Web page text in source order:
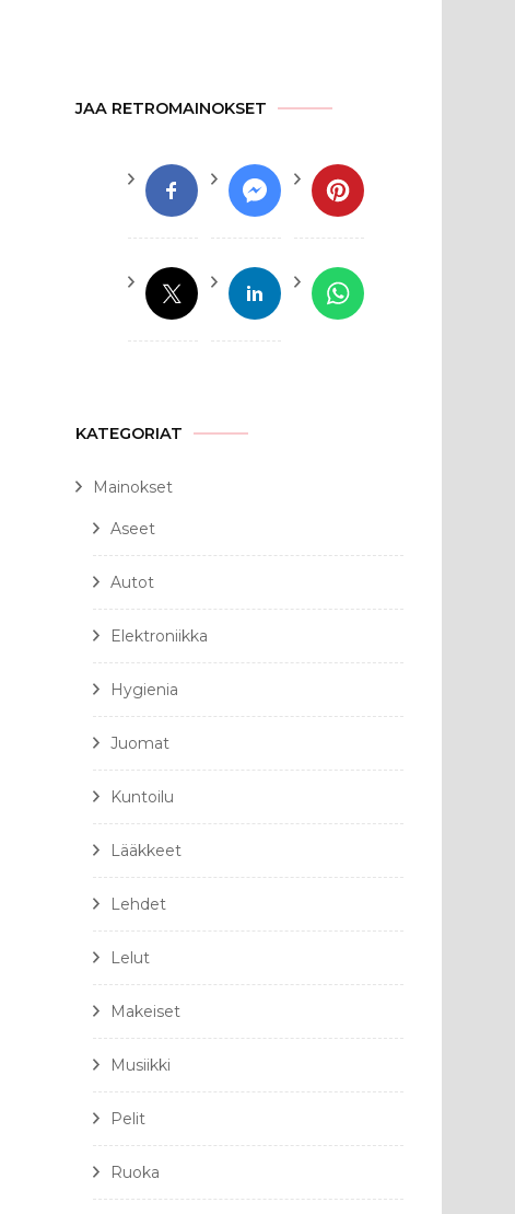
JAA RETROMAINOKSET
KATEGORIAT
Mainokset
Aseet
Autot
Elektroniikka
Hygienia
Juomat
Kuntoilu
Lääkkeet
Lehdet
Lelut
Makeiset
Musiikki
Pelit
Ruoka